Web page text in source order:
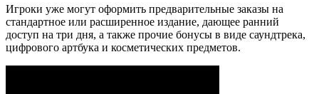
Игроки уже могут оформить предварительные заказы на
стандартное или расширенное издание, дающее ранний
доступ на три дня, а также прочие бонусы в виде саундтрека,
цифрового артбука и косметических предметов.